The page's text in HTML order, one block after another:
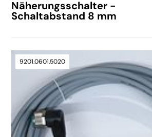
Näherungsschalter -
Schaltabstand 8 mm
9201.0601.5020